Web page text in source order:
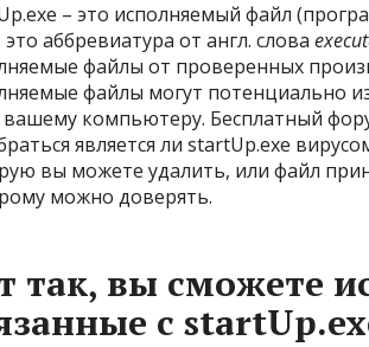
– это исполняемый файл
это аббревиатура от англ. слова
файлы от проверенных
файлы могут потенциально
вашему компьютеру. Бесплатный
является ли startUp.exe
вы можете удалить, или файл
можно доверять.
так, вы сможете
с